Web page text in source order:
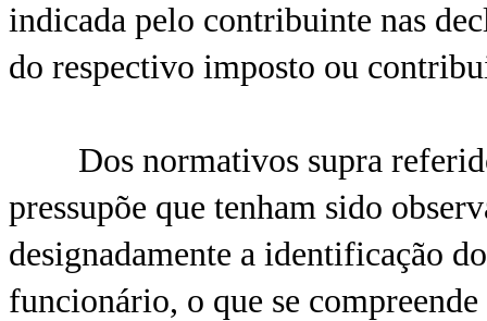
indicada pelo contribuinte nas
do respectivo imposto ou
Dos normativos supra
pressupõe que tenham sido
designadamente a identificação
funcionário, o que se